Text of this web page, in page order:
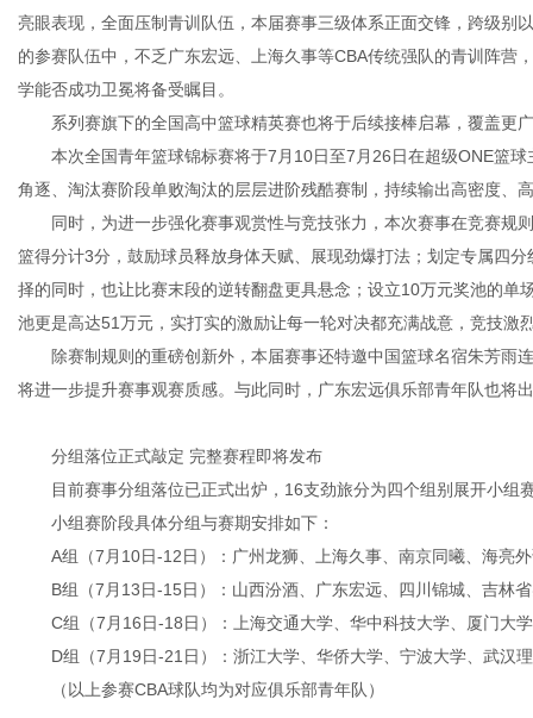
亮眼表现，全面压制青训队伍，本届赛事三级体系正面交锋，跨级别
的参赛队伍中，不乏广东宏远、上海久事等CBA传统强队的青训阵营
学能否成功卫冕将备受瞩目。
系列赛旗下的全国高中篮球精英赛也将于后续接棒启幕，覆盖更
本次全国青年篮球锦标赛将于7月10日至7月26日在超级ONE篮
角逐、淘汰赛阶段单败淘汰的层层进阶残酷赛制，持续输出高密度、
同时，为进一步强化赛事观赏性与竞技张力，本次赛事在竞赛规
篮得分计3分，鼓励球员释放身体天赋、展现劲爆打法；划定专属四
择的同时，也让比赛末段的逆转翻盘更具悬念；设立10万元奖池的
池更是高达51万元，实打实的激励让每一轮对决都充满战意，竞技激
除赛制规则的重磅创新外，本届赛事还特邀中国篮球名宿朱芳雨
将进一步提升赛事观赛质感。与此同时，广东宏远俱乐部青年队也将
分组落位正式敲定 完整赛程即将发布
目前赛事分组落位已正式出炉，16支劲旅分为四个组别展开小组
小组赛阶段具体分组与赛期安排如下：
A组（7月10日-12日）：广州龙狮、上海久事、南京同曦、海亮
B组（7月13日-15日）：山西汾酒、广东宏远、四川锦城、吉林
C组（7月16日-18日）：上海交通大学、华中科技大学、厦门大
D组（7月19日-21日）：浙江大学、华侨大学、宁波大学、武汉
（以上参赛CBA球队均为对应俱乐部青年队）